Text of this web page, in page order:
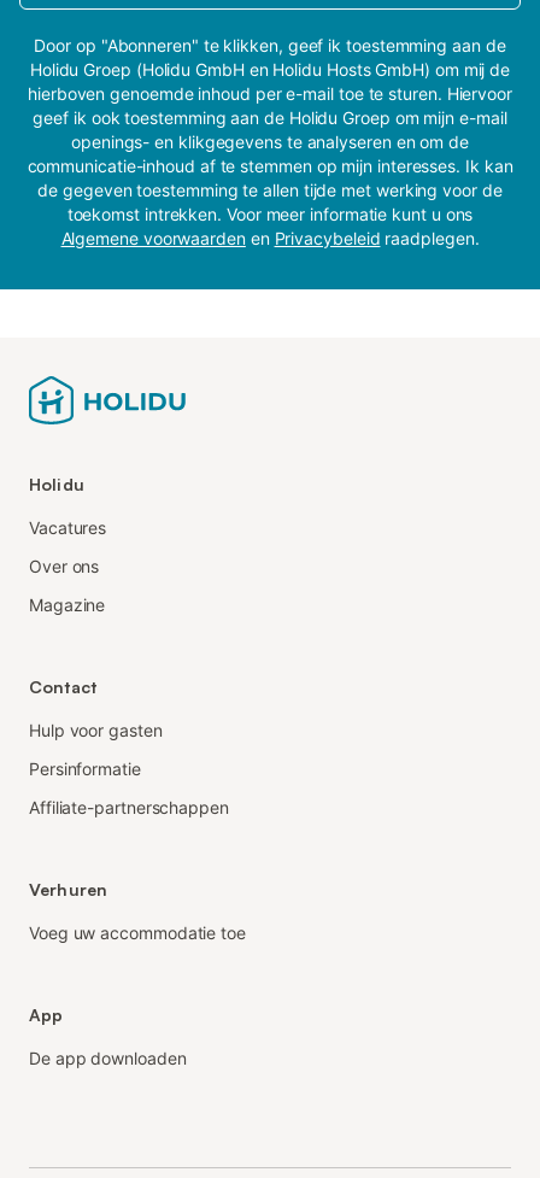
Door op "Abonneren" te klikken, geef ik toestemming aan de
Holidu Groep (Holidu GmbH en Holidu Hosts GmbH) om mij de
hierboven genoemde inhoud per e-mail toe te sturen. Hiervoor
geef ik ook toestemming aan de Holidu Groep om mijn e-mail
openings- en klikgegevens te analyseren en om de
communicatie-inhoud af te stemmen op mijn interesses. Ik kan
de gegeven toestemming te allen tijde met werking voor de
toekomst intrekken. Voor meer informatie kunt u ons
Algemene voorwaardenen Privacybeleid raadplegen.
Holidu
Vacatures
Over ons
Magazine
Contact
Hulp voor gasten
Persinformatie
Affiliate-partnerschappen
Verhuren
Voeg uw accommodatie toe
App
De app downloaden